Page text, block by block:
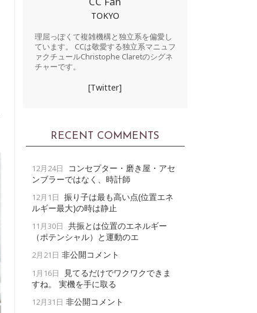
TOKYO
理屈っぽくて複雑機構と独立系を偏愛し
ています。 CCは敬愛する独立系マニュフ
ァクチュールChristophe Claretのシグネ
チャーです。
[Twitter]
RECENT COMMENTS
12月24日
コンセプター・磨き屋・アセ
ンブラーではなく、時計師
12月1日 振り子は最も高い点(位置エネ
ルギー最大)の時は静止
11月30日 共振とは位置のエネルギー
（ポテンシャル）と運動のエ
2月21日 非公開コメント
1月16日
見てるだけでワクワクできま
すね。 実機を手に取る
12月31日 非公開コメント